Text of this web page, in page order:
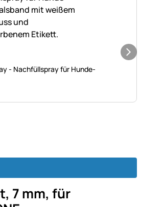
Bewertungen)
- Nachfüllspray für Hunde-
7 mm, für